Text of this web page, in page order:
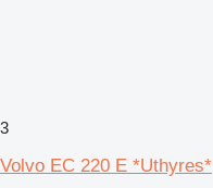
3
Volvo EC 220 E *Uthyres*